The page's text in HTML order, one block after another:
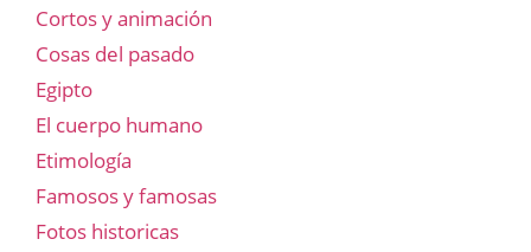
Cortos y animación
Cosas del pasado
Egipto
El cuerpo humano
Etimología
Famosos y famosas
Fotos historicas